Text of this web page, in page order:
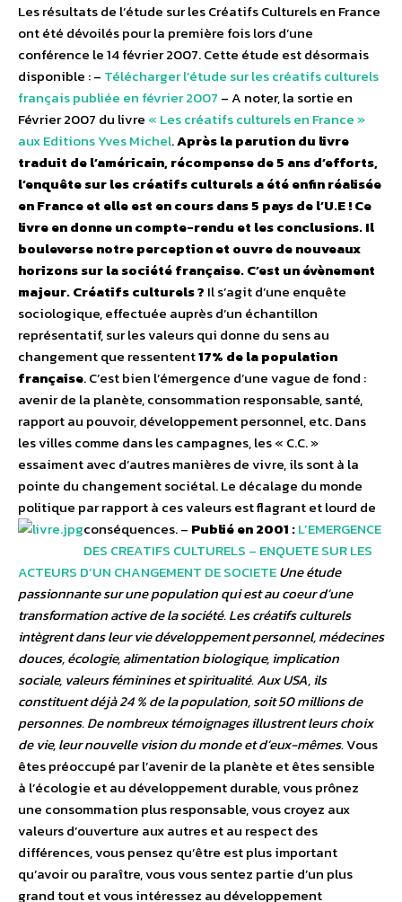
Les résultats de l’étude sur les Créatifs Culturels en France
ont été dévoilés pour la première fois lors d’une
conférence le 14 février 2007. Cette étude est désormais
disponible : – Télécharger l’étude sur les créatifs culturels
français publiée en février 2007 – A noter, la sortie en
Février 2007 du livre « Les créatifs culturels en France »
aux Editions Yves Michel.Après la parution du livre
traduit de l’américain, récompense de 5 ans d’efforts,
l’enquête sur les créatifs culturels a été enfin réalisée
en France et elle est en cours dans 5 pays de l’U.E ! Ce
livre en donne un compte-rendu et les conclusions. Il
bouleverse notre perception et ouvre de nouveaux
horizons sur la société française. C’est un évènement
majeur.Créatifs culturels ? Il s’agit d’une enquête
sociologique, effectuée auprès d’un échantillon
représentatif, sur les valeurs qui donne du sens au
changement que ressentent17% de la population
française. C’est bien l’émergence d’une vague de fond :
avenir de la planète, consommation responsable, santé,
rapport au pouvoir, développement personnel, etc. Dans
les villes comme dans les campagnes, les « C.C. »
essaiment avec d’autres manières de vivre, ils sont à la
pointe du changement sociétal. Le décalage du monde
politique par rapport à ces valeurs est flagrant et lourd de
conséquences. – Publié en 2001 :L’EMERGENCE
DES CREATIFS CULTURELS – ENQUETE SUR LES
ACTEURS D’UN CHANGEMENT DE SOCIETEUne étude
passionnante sur une population qui est au coeur d’une
transformation active de la société. Les créatifs culturels
intègrent dans leur vie développement personnel, médecines
douces, écologie, alimentation biologique, implication
sociale, valeurs féminines et spiritualité. Aux USA, ils
constituent déjà 24 % de la population, soit 50 millions de
personnes. De nombreux témoignages illustrent leurs choix
de vie, leur nouvelle vision du monde et d’eux-mêmes.Vous
êtes préoccupé par l’avenir de la planète et êtes sensible
à l’écologie et au développement durable, vous prônez
une consommation plus responsable, vous croyez aux
valeurs d’ouverture aux autres et au respect des
différences, vous pensez qu’être est plus important
qu’avoir ou paraître, vous vous sentez partie d’un plus
grand tout et vous intéressez au développement